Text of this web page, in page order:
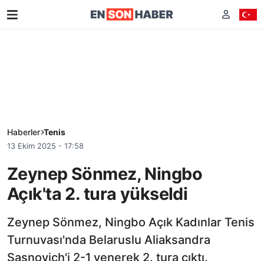
Haberler Tenis
13 Ekim 2025 - 17:58
Zeynep Sönmez, Ningbo
Açık'ta 2. tura yükseldi
Zeynep Sönmez, Ningbo Açık Kadınlar Tenis
Turnuvası'nda Belaruslu Aliaksandra
Sasnovich'i 2-1 yenerek 2. tura çıktı.